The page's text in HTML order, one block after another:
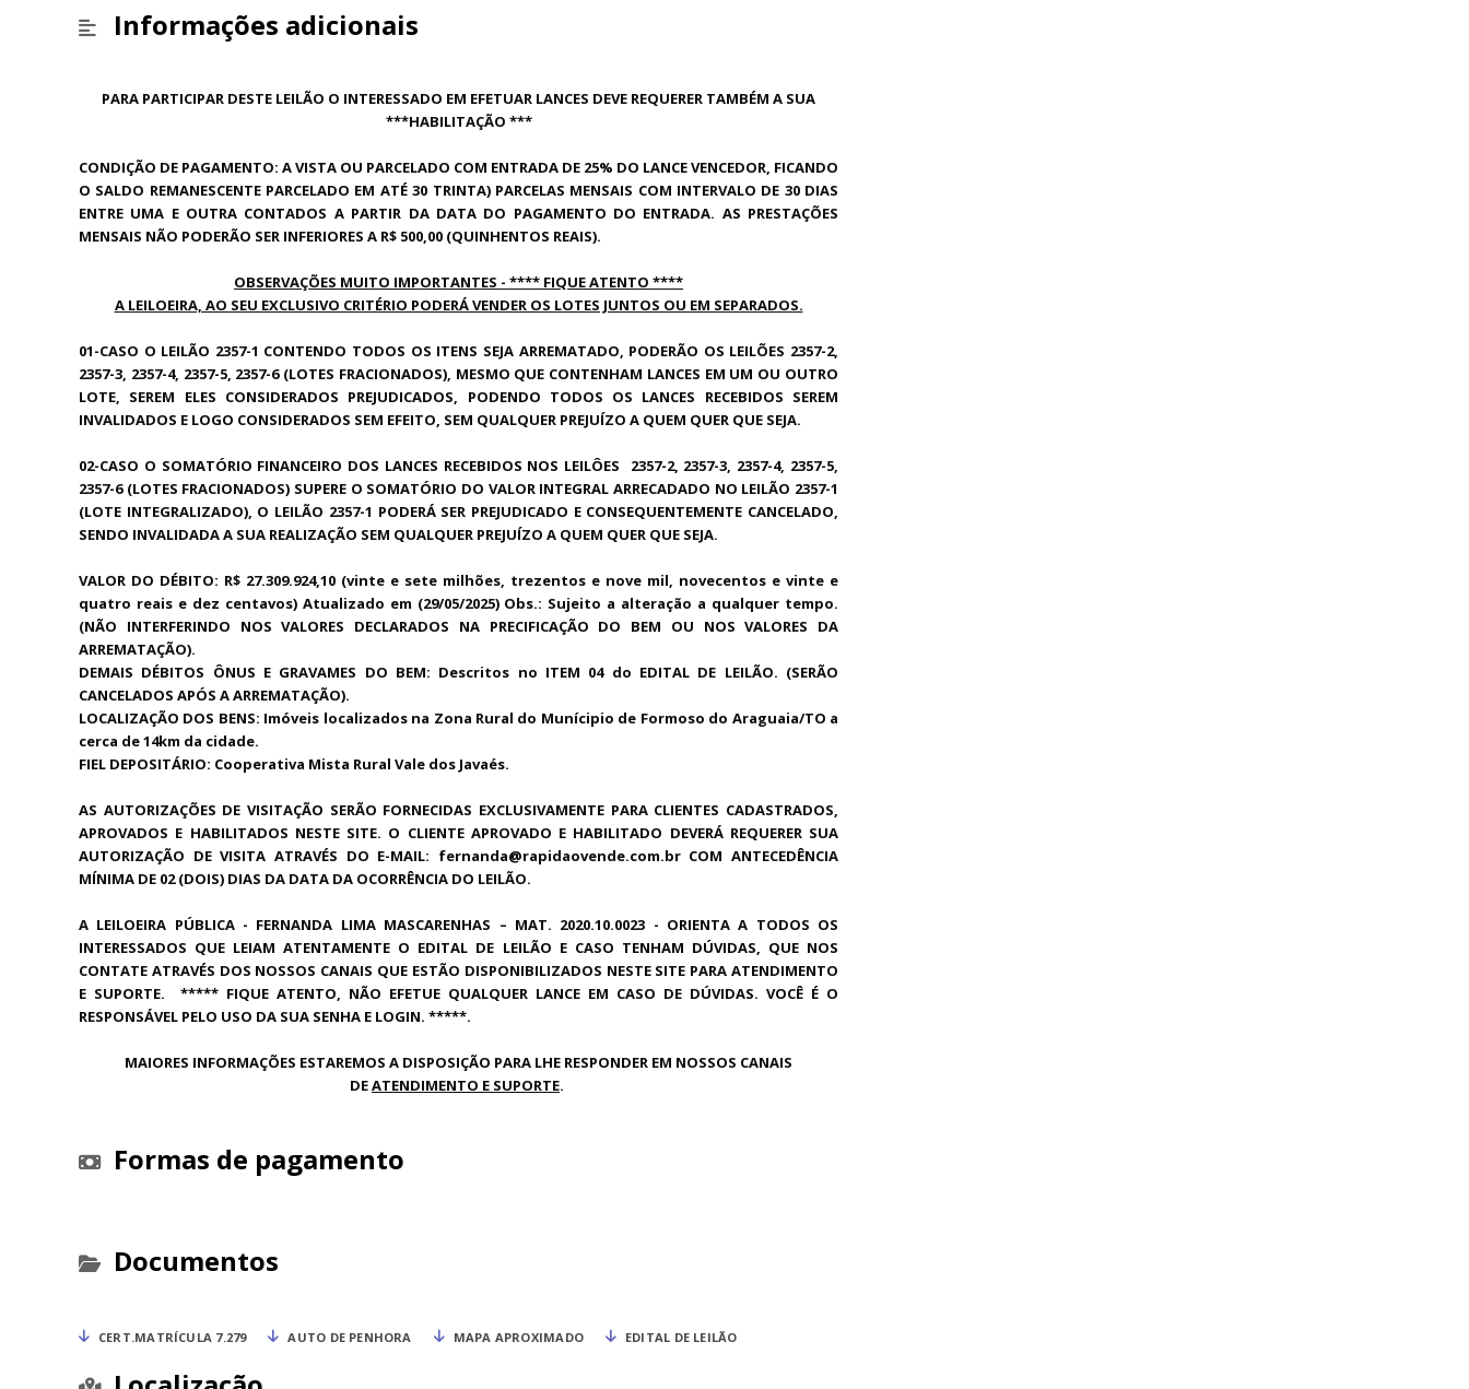
Informações adicionais
PARA PARTICIPAR DESTE LEILÃO O INTERESSADO EM EFETUAR LANCES DEVE REQUERER TAMBÉM A SUA
***HABILITAÇÃO ***
CONDIÇÃO DE PAGAMENTO: A VISTA OU PARCELADO COM ENTRADA DE 25% DO LANCE VENCEDOR, FICANDO
O SALDO REMANESCENTE PARCELADO EM ATÉ 30 TRINTA) PARCELAS MENSAIS COM INTERVALO DE 30 DIAS
ENTRE UMA E OUTRA CONTADOS A PARTIR DA DATA DO PAGAMENTO DO ENTRADA. AS PRESTAÇÕES
MENSAIS NÃO PODERÃO SER INFERIORES A R$ 500,00 (QUINHENTOS REAIS).
OBSERVAÇÕES MUITO IMPORTANTES - **** FIQUE ATENTO ****
A LEILOEIRA, AO SEU EXCLUSIVO CRITÉRIO PODERÁ VENDER OS LOTES JUNTOS OU EM SEPARADOS.
01-CASO O LEILÃO 2357-1 CONTENDO TODOS OS ITENS SEJA ARREMATADO, PODERÃO OS LEILÕES 2357-2,
2357-3, 2357-4, 2357-5, 2357-6 (LOTES FRACIONADOS), MESMO QUE CONTENHAM LANCES EM UM OU OUTRO
LOTE, SEREM ELES CONSIDERADOS PREJUDICADOS, PODENDO TODOS OS LANCES RECEBIDOS SEREM
INVALIDADOS E LOGO CONSIDERADOS SEM EFEITO, SEM QUALQUER PREJUÍZO A QUEM QUER QUE SEJA.
02-CASO O SOMATÓRIO FINANCEIRO DOS LANCES RECEBIDOS NOS LEILÔES
2357-2, 2357-3, 2357-4, 2357-5,
2357-6 (LOTES FRACIONADOS) SUPERE O SOMATÓRIO DO VALOR INTEGRAL ARRECADADO NO LEILÃO 2357-1
(LOTE INTEGRALIZADO), O LEILÃO 2357-1 PODERÁ SER PREJUDICADO E CONSEQUENTEMENTE CANCELADO,
SENDO INVALIDADA A SUA REALIZAÇÃO SEM QUALQUER PREJUÍZO A QUEM QUER QUE SEJA.
VALOR DO DÉBITO: R$ 27.309.924,10 (vinte e sete milhões, trezentos e nove mil, novecentos e vinte e
quatro reais e dez centavos) Atualizado em (29/05/2025) Obs.: Sujeito a alteração a qualquer tempo.
(NÃO INTERFERINDO NOS VALORES DECLARADOS NA PRECIFICAÇÃO DO BEM OU NOS VALORES DA
ARREMATAÇÃO).
DEMAIS DÉBITOS ÔNUS E GRAVAMES DO BEM: Descritos no ITEM 04 do EDITAL DE LEILÃO. (SERÃO
CANCELADOS APÓS A ARREMATAÇÃO).
LOCALIZAÇÃO DOS BENS: Imóveis localizados na Zona Rural do Munícipio de Formoso do Araguaia/TO a
cerca de 14km da cidade.
FIEL DEPOSITÁRIO: Cooperativa Mista Rural Vale dos Javaés.
AS AUTORIZAÇÕES DE VISITAÇÃO SERÃO FORNECIDAS EXCLUSIVAMENTE PARA CLIENTES CADASTRADOS,
APROVADOS E HABILITADOS NESTE SITE. O CLIENTE APROVADO E HABILITADO DEVERÁ REQUERER SUA
AUTORIZAÇÃO DE VISITA ATRAVÉS DO E-MAIL: fernanda@rapidaovende.com.br COM ANTECEDÊNCIA
MÍNIMA DE 02 (DOIS) DIAS DA DATA DA OCORRÊNCIA DO LEILÃO.
A LEILOEIRA PÚBLICA - FERNANDA LIMA MASCARENHAS – MAT. 2020.10.0023 - ORIENTA A TODOS OS
INTERESSADOS QUE LEIAM ATENTAMENTE O EDITAL DE LEILÃO E CASO TENHAM DÚVIDAS, QUE NOS
CONTATE ATRAVÉS DOS NOSSOS CANAIS QUE ESTÃO DISPONIBILIZADOS NESTE SITE PARA ATENDIMENTO
E SUPORTE. ***** FIQUE ATENTO, NÃO EFETUE QUALQUER LANCE EM CASO DE DÚVIDAS. VOCÊ É O
RESPONSÁVEL PELO USO DA SUA SENHA E LOGIN. *****.
MAIORES INFORMAÇÕES ESTAREMOS A DISPOSIÇÃO PARA LHE RESPONDER EM NOSSOS CANAIS
DEATENDIMENTO E SUPORTE.
Formas de pagamento
Documentos
CERT.MATRÍCULA 7.279 AUTO DE PENHORA MAPA APROXIMADO EDITAL DE LEILÃO